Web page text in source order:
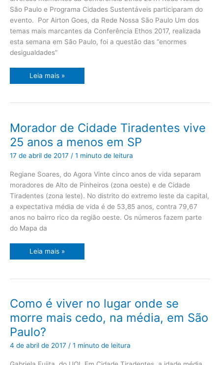
São Paulo e Programa Cidades Sustentáveis participaram do
evento. Por Airton Goes, da Rede Nossa São Paulo Um dos
temas mais marcantes da Conferência Ethos 2017, realizada
esta semana em São Paulo, foi a questão das “enormes
desigualdades”
Leia mais »
Morador de Cidade Tiradentes vive
25 anos a menos em SP
17 de abril de 2017 / 1 minuto de leitura
Regiane Soares, do Agora Vinte cinco anos de vida separam
moradores de Alto de Pinheiros (zona oeste) e de Cidade
Tiradentes (zona leste). No distrito do extremo leste da capital,
a expectativa média de vida é de 53,85 anos, contra 79,67
anos no bairro rico da região oeste. Os números fazem parte
do Mapa da
Morador
de
Tiradentes
vive
25
anos
menos
SP
Leia mais »
Como é viver no lugar onde se
morre mais cedo, na média, em São
Paulo?
4 de abril de 2017 / 1 minuto de leitura
é
no
lugar
onde
se
morre
mais
na